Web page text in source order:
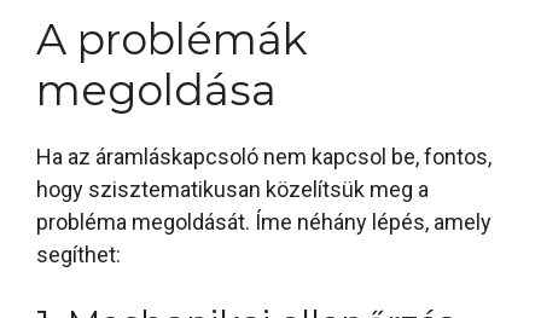
A problémák
megoldása
Ha az áramláskapcsoló nem kapcsol be, fontos,
hogy szisztematikusan közelítsük meg a
probléma megoldását. Íme néhány lépés, amely
segíthet: